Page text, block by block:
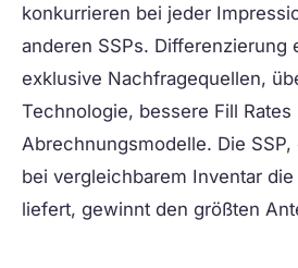
konkurrieren bei jeder
anderen SSPs. Differenzierung
exklusive Nachfragequellen,
Technologie, bessere Fill Rates
Abrechnungsmodelle. Die
bei vergleichbarem Inventar
liefert, gewinnt den größten